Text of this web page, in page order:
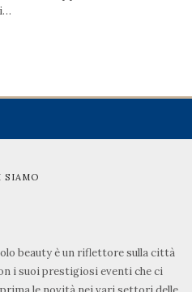
SIAMO
beauty è un riflettore sulla città
i suoi prestigiosi eventi che ci